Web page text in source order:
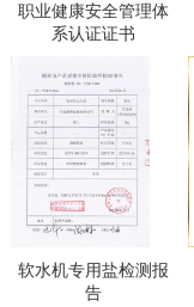
职业健康安全管理体
系认证证书
软水机专用盐检测报
告